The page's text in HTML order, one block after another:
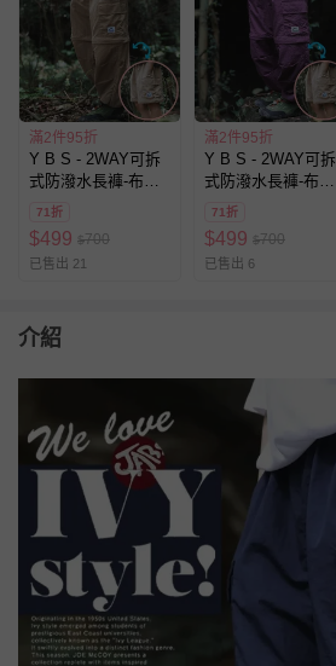
滿2件95折
Y B S - 2WAY可拆
式防潑水長褲-布標-
卡其色
71折
$499 $700
已售出 21
滿2件95折
Y B S - 2WAY可拆
式防潑水長褲-布標-
紫色
71折
$499 $700
已售出 6
介紹